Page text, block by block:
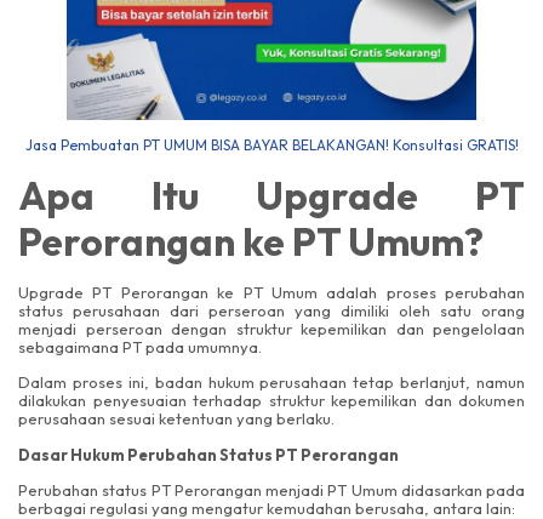
Jasa Pembuatan PT UMUM BISA BAYAR BELAKANGAN! Konsultasi GRATIS!
Apa Itu Upgrade PT
Perorangan ke PT Umum?
Upgrade PT Perorangan ke PT Umum adalah proses perubahan
status perusahaan dari perseroan yang dimiliki oleh satu orang
menjadi perseroan dengan struktur kepemilikan dan pengelolaan
sebagaimana PT pada umumnya.
Dalam proses ini, badan hukum perusahaan tetap berlanjut, namun
dilakukan penyesuaian terhadap struktur kepemilikan dan dokumen
perusahaan sesuai ketentuan yang berlaku.
Dasar Hukum Perubahan Status PT Perorangan
Perubahan status PT Perorangan menjadi PT Umum didasarkan pada
berbagai regulasi yang mengatur kemudahan berusaha, antara lain: